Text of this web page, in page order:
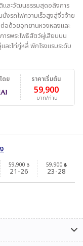
และวัฒนธรรมสุดอลังการ
งรถไฟความเร็วสูงสู่จิ่วจ้าย
ต่อด้วยอุทยานหวงหลงและ
ารพระโพธิสัตว์ผู่เสียนบน
ะไท่กู่หลี่ พักโรงแรมระดับ
ราคาเริ่มต้น
59,900
บาท/ท่าน
ดย
59,900 ฿
21-26
59,900 ฿
23-28